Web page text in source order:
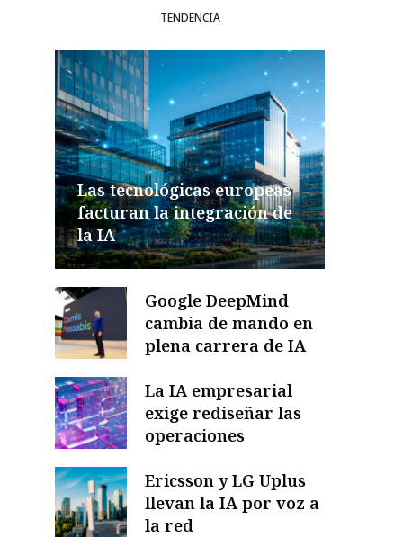
TENDENCIA
Las tecnológicas europeas
facturan la integración de
la IA
Google DeepMind
cambia de mando en
plena carrera de IA
La IA empresarial
exige rediseñar las
operaciones
Ericsson y LG Uplus
llevan la IA por voz a
la red